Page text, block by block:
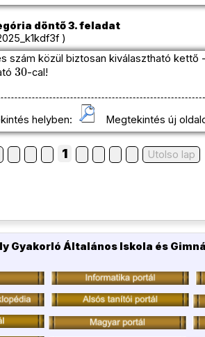
döntő 3. feladat
)
szám közül biztosan kiválasztható
30
-cal!
helyben: Megtekintés új
1 Utolso lap
Gyakorló Általános Iskola és